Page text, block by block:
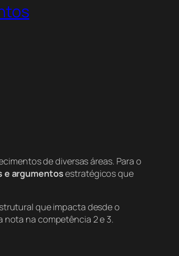
de diversas áreas. Para o
e argumentosestratégicos que
que impacta desde o
na competência 2 e 3.